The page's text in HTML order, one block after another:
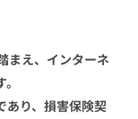
まえ、インターネ
あり、損害保険契